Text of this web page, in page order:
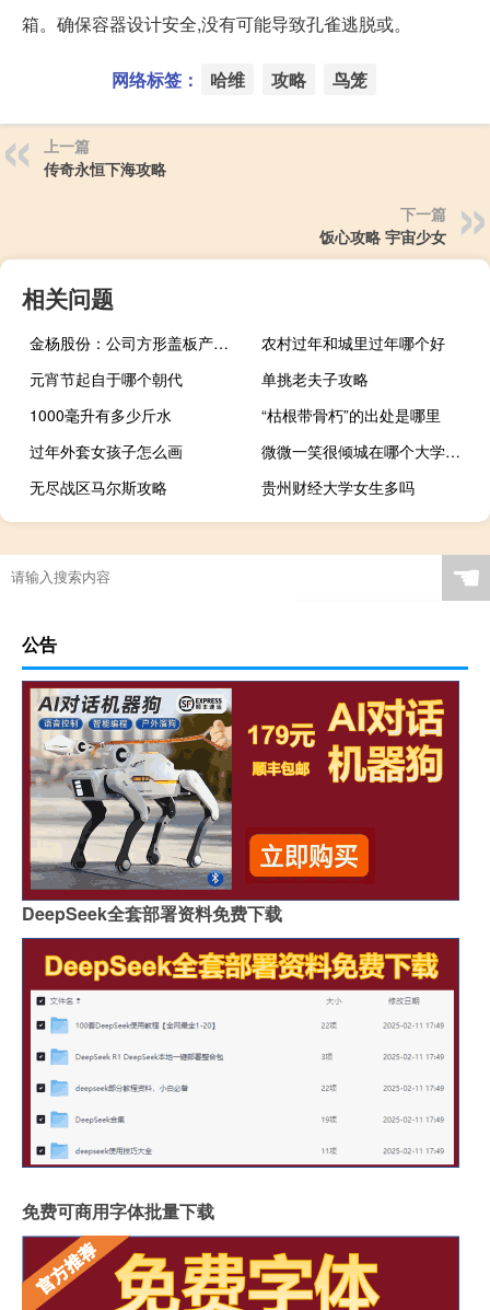
箱。确保容器设计安全,没有可能导致孔雀逃脱或。
网络标签： 哈维 攻略 鸟笼
上一篇
传奇永恒下海攻略
下一篇
饭心攻略 宇宙少女
相关问题
金杨股份：公司方形盖板产品已建设完成一条装配线产品已送样给部分客户并通过验证
农村过年和城里过年哪个好
元宵节起自于哪个朝代
单挑老夫子攻略
1000毫升有多少斤水
“枯根带骨朽”的出处是哪里
过年外套女孩子怎么画
微微一笑很倾城在哪个大学拍的
无尽战区马尔斯攻略
贵州财经大学女生多吗
☚
公告
DeepSeek全套部署资料免费下载
免费可商用字体批量下载